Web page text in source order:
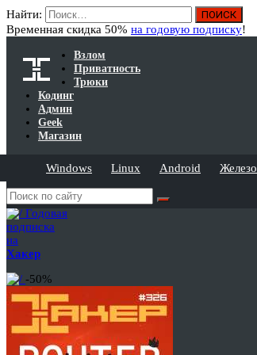
Найти:
Временная скидка 50% на годовую подписку!
Взлом
Приватность
Трюки
Кодинг
Админ
Geek
Магазин
Windows Linux Android Железо
Годовая
подписка
на
Хакер
-50%